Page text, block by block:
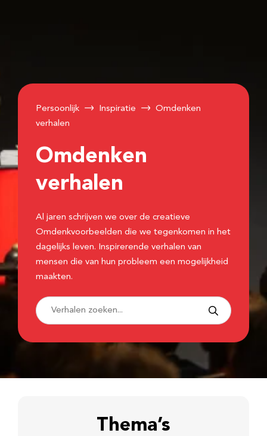
Persoonlijk Inspiratie
Omdenken
verhalen
Omdenken
verhalen
Al jaren schrijven we over de creatieve
Omdenkvoorbeelden die we tegenkomen in het
dagelijks leven. Inspirerende verhalen van
mensen die van hun probleem een mogelijkheid
maakten.
Thema’s